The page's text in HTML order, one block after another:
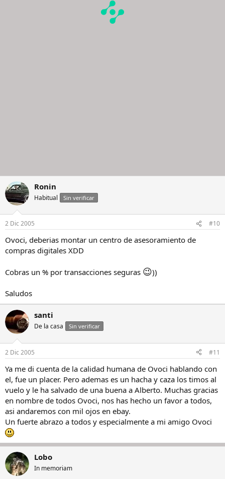
Ronin
Habitual Sin verificar
2 Dic 2005 #10
Ovoci, deberias montar un centro de asesoramiento de
compras digitales XDD
Cobras un % por transacciones seguras 😉))
Saludos
santi
De la casa Sin verificar
2 Dic 2005 #11
Ya me di cuenta de la calidad humana de Ovoci hablando con
el, fue un placer. Pero ademas es un hacha y caza los timos al
vuelo y le ha salvado de una buena a Alberto. Muchas gracias
en nombre de todos Ovoci, nos has hecho un favor a todos,
asi andaremos con mil ojos en ebay.
Un fuerte abrazo a todos y especialmente a mi amigo Ovoci
Lobo
In memoriam